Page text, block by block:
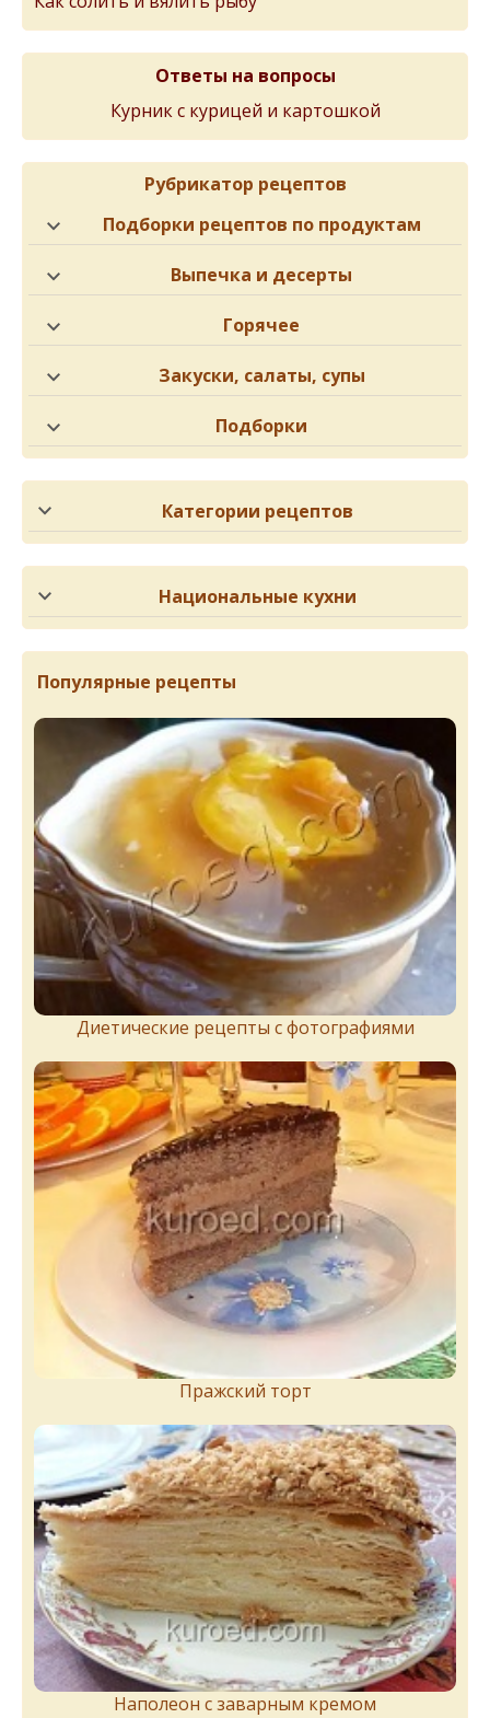
Ответы на вопросы
Курник с курицей и картошкой
Рубрикатор рецептов
Подборки рецептов по продуктам
Выпечка и десерты
Горячее
Закуски, салаты, супы
Подборки
Категории рецептов
Национальные кухни
Популярные рецепты
Диетические рецепты с фотографиями
Пражский торт
Наполеон с заварным кремом